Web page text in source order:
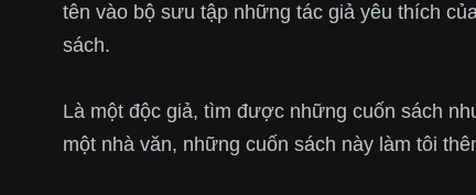
tên vào bộ sưu tập những tác giả yêu thích
sách.
Là một độc giả, tìm được những cuốn sách
một nhà văn, những cuốn sách này làm tôi